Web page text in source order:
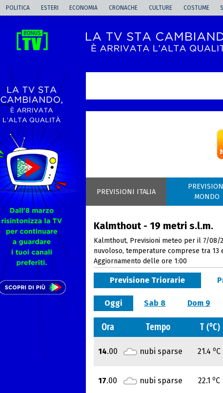
POLITICA ESTERI ECONOMIA CRONACHE CULTURE COSTUME
-->
PREVISIONI ITALIA
MONDO
Kalmthout - 19 metri s.l.m.
Kalmthout, Previsioni meteo per il 7/08/
nuvoloso, temperature comprese tra 13
Aggiornamento delle ore 1:00
Previsione Triorarie
Oggi Sab 8 Dom 9
Ora Tempo T (oC)
14.00 nubi sparse 21.4 oC
17.00 nubi sparse 22.1 oC